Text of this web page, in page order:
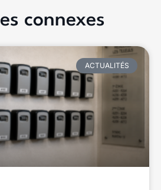
connexes
ACTUALITÉS